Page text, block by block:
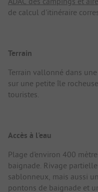
de calcul d'itinéraire
Terrain
Terrain vallonné dans
sur une petite île
touristes.
Accès à l'eau
Plage d'environ 400
baignade. Rivage
sablonneux, mais aussi
pontons de baignade et